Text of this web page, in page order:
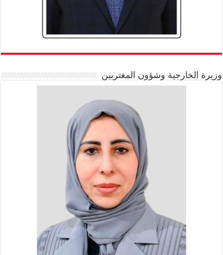
وزيرة الخارجية وشؤون المغتربين